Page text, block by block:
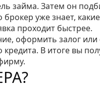
займа. Затем он
уже знает,
проходит быстрее.
оформить залог
кредита. В итоге вы